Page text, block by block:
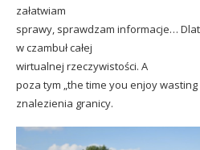
załatwiam
sprawy, sprawdzam informacje…
w czambuł całej
wirtualnej rzeczywistości. A
poza tym „the time you enjoy
znalezienia granicy.